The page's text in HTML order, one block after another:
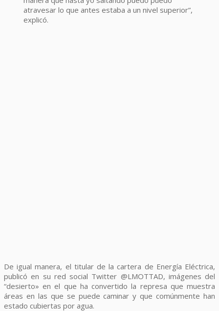
atravesar lo que antes estaba a un nivel superior”,
explicó.
De igual manera, el titular de la cartera de Energía Eléctrica,
publicó en su red social Twitter ‏@LMOTTAD, imágenes del
“desierto» en el que ha convertido la represa que muestra
áreas en las que se puede caminar y que comúnmente han
estado cubiertas por agua.